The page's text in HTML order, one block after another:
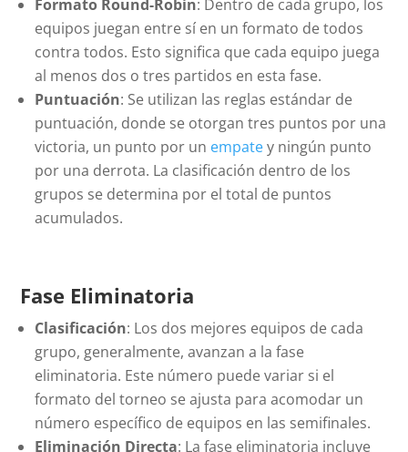
Formato Round-Robin: Dentro de cada grupo, los
equipos juegan entre sí en un formato de todos
contra todos. Esto significa que cada equipo juega
al menos dos o tres partidos en esta fase.
Puntuación: Se utilizan las reglas estándar de
puntuación, donde se otorgan tres puntos por una
victoria, un punto por un empatey ningún punto
por una derrota. La clasificación dentro de los
grupos se determina por el total de puntos
acumulados.
Fase Eliminatoria
Clasificación: Los dos mejores equipos de cada
grupo, generalmente, avanzan a la fase
eliminatoria. Este número puede variar si el
formato del torneo se ajusta para acomodar un
número específico de equipos en las semifinales.
Eliminación Directa: La fase eliminatoria incluye